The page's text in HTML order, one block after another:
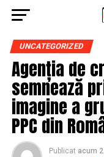
UNCATEGORIZED
Agenția de
semnează
imagine a
PPC din
Publicat acum